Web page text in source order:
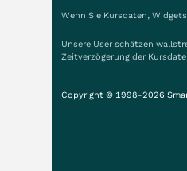
Wenn Sie Kursdaten,
Unsere User schätzen
Zeitverzögerung der
Copyright © 1998-2026